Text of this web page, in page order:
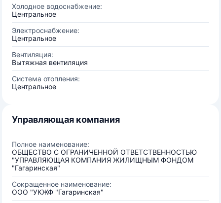
Холодное водоснабжение:
Центральное
Электроснабжение:
Центральное
Вентиляция:
Вытяжная вентиляция
Система отопления:
Центральное
Управляющая компания
Полное наименование:
ОБЩЕСТВО С ОГРАНИЧЕННОЙ ОТВЕТСТВЕННОСТЬЮ
"УПРАВЛЯЮЩАЯ КОМПАНИЯ ЖИЛИЩНЫМ ФОНДОМ
"Гагаринская"
Сокращенное наименование:
ООО "УКЖФ "Гагаринская"